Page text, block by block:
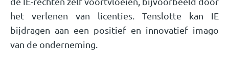
het verlenen van licenties. Tenslotte kan IE
bijdragen aan een positief en innovatief imago
van de onderneming.